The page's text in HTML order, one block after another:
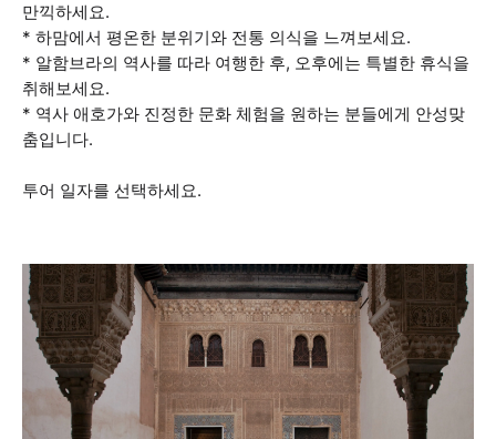
만끽하세요.
* 하맘에서 평온한 분위기와 전통 의식을 느껴보세요.
* 알함브라의 역사를 따라 여행한 후, 오후에는 특별한 휴식을
취해보세요.
* 역사 애호가와 진정한 문화 체험을 원하는 분들에게 안성맞
춤입니다.
투어 일자를 선택하세요.